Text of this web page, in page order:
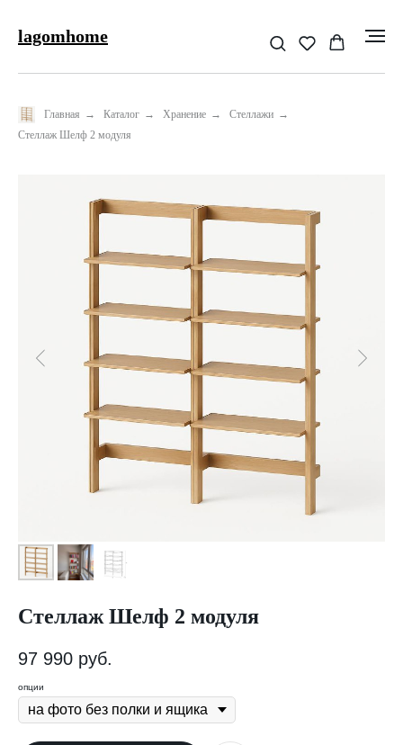
lagomhome
Главная → Каталог → Хранение → Стеллажи →
Стеллаж Шелф 2 модуля
Стеллаж Шелф 2 модуля
97 990 руб.
опции